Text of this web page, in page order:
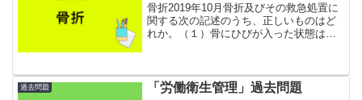
骨折2019年10月骨折及びその救急処置に
関する次の記述のうち、正しいものはど
れか。（１）骨にひびが入った状態は、
め、骨折部を皮膚の下...
過去問題 「労働衛生管理」過去問題